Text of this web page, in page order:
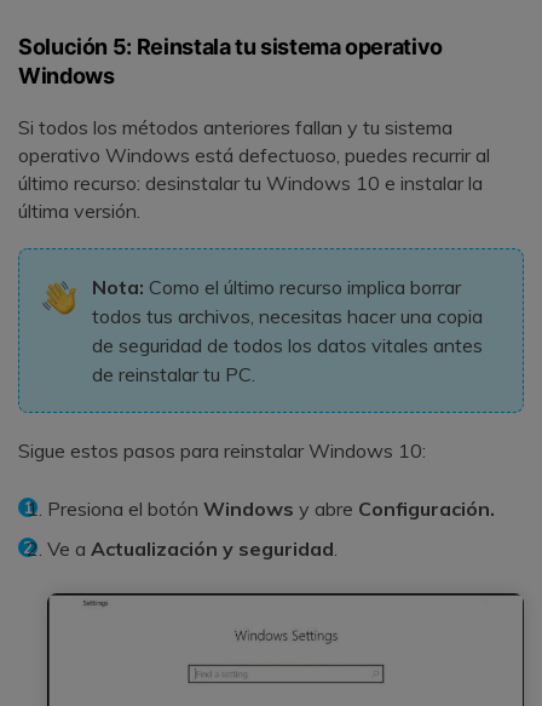
Solución 5: Reinstala tu sistema operativo
Windows
Si todos los métodos anteriores fallan y tu sistema
operativo Windows está defectuoso, puedes recurrir al
último recurso: desinstalar tu Windows 10 e instalar la
última versión.
Nota: Como el último recurso implica borrar
todos tus archivos, necesitas hacer una copia
de seguridad de todos los datos vitales antes
de reinstalar tu PC.
Sigue estos pasos para reinstalar Windows 10:
Presiona el botón Windows y abre Configuración.
Ve a Actualización y seguridad